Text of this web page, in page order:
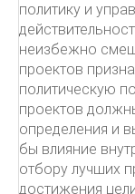
политику и
неизбежно
проектов
политическую
проектов
определения и
бы влияние
отбору лучших
достижения